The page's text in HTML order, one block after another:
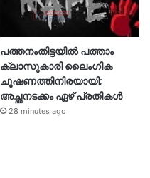
പത്തനംതിട്ടയിൽ പത്താം
ക്ലാസുകാരി ലൈംഗിക
ചൂഷണത്തിനിരയായി;
അച്ഛനടക്കം ഏഴ് പ്രതികള്‍
28 minutes ago